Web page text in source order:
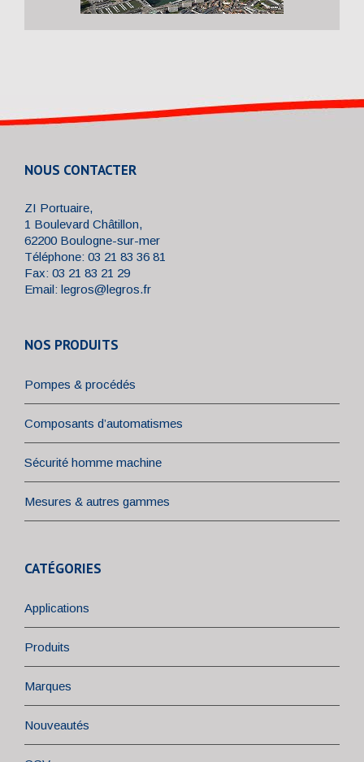
NOUS CONTACTER
ZI Portuaire,
1 Boulevard Châtillon,
62200 Boulogne-sur-mer
Téléphone: 03 21 83 36 81
Fax: 03 21 83 21 29
Email: legros@legros.fr
NOS PRODUITS
Pompes & procédés
Composants d’automatismes
Sécurité homme machine
Mesures & autres gammes
CATÉGORIES
Applications
Produits
Marques
Nouveautés